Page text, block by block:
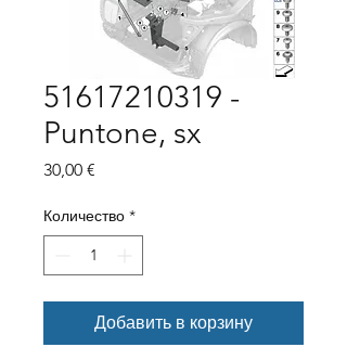
51617210319 -
Puntone, sx
30,00 €
Количество *
Добавить в корзину